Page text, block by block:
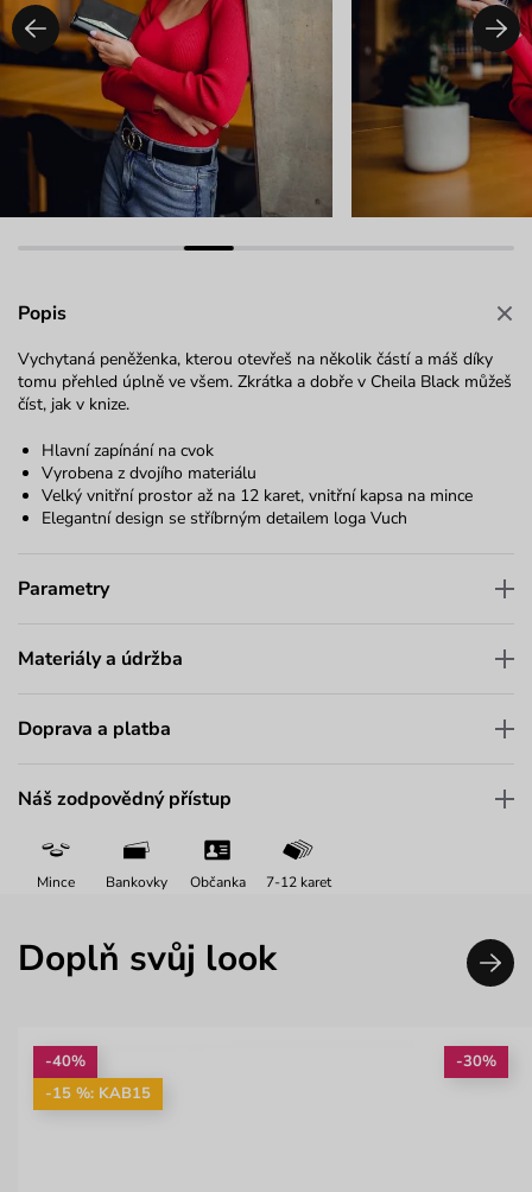
Popis
Vychytaná peněženka, kterou otevřeš na několik částí a máš díky
tomu přehled úplně ve všem. Zkrátka a dobře v Cheila Black můžeš
číst, jak v knize.
Hlavní zapínání na cvok
Vyrobena z dvojího materiálu
Velký vnitřní prostor až na 12 karet, vnitřní kapsa na mince
Elegantní design se stříbrným detailem loga Vuch
Parametry
Materiály a údržba
Doprava a platba
Náš zodpovědný přístup
Mince Bankovky Občanka 7-12 karet
Doplň svůj look
-40%
-15 %: KAB15
-30%